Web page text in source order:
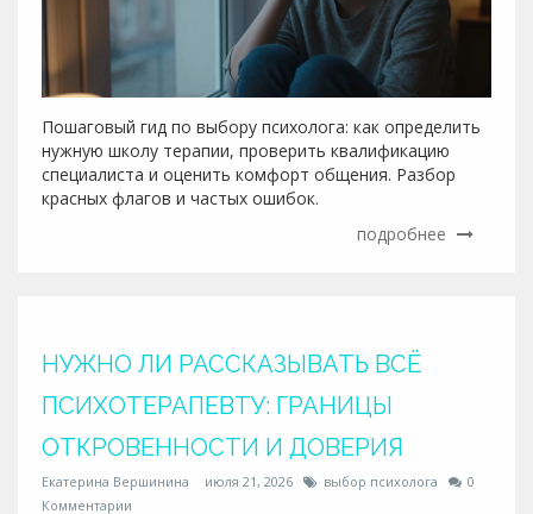
Пошаговый гид по выбору психолога: как определить
нужную школу терапии, проверить квалификацию
специалиста и оценить комфорт общения. Разбор
красных флагов и частых ошибок.
подробнее
НУЖНО ЛИ РАССКАЗЫВАТЬ ВСЁ
ПСИХОТЕРАПЕВТУ: ГРАНИЦЫ
ОТКРОВЕННОСТИ И ДОВЕРИЯ
Екатерина Вершинина июля 21, 2026 выбор психолога
0
Комментарии